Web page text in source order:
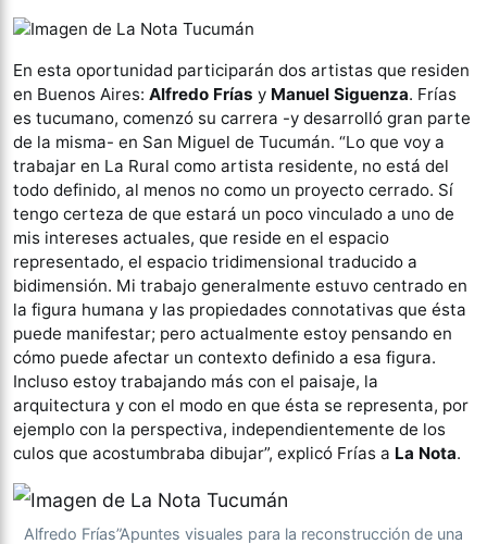
En esta oportunidad participarán dos artistas que residen
en Buenos Aires: Alfredo Frías y Manuel Siguenza. Frías
es tucumano, comenzó su carrera -y desarrolló gran parte
de la misma- en San Miguel de Tucumán. “Lo que voy a
trabajar en La Rural como artista residente, no está del
todo definido, al menos no como un proyecto cerrado. Sí
tengo certeza de que estará un poco vinculado a uno de
mis intereses actuales, que reside en el espacio
representado, el espacio tridimensional traducido a
bidimensión. Mi trabajo generalmente estuvo centrado en
la figura humana y las propiedades connotativas que ésta
puede manifestar; pero actualmente estoy pensando en
cómo puede afectar un contexto definido a esa figura.
Incluso estoy trabajando más con el paisaje, la
arquitectura y con el modo en que ésta se representa, por
ejemplo con la perspectiva, independientemente de los
culos que acostumbraba dibujar”, explicó Frías a La Nota.
Alfredo Frías”Apuntes visuales para la reconstrucción de una